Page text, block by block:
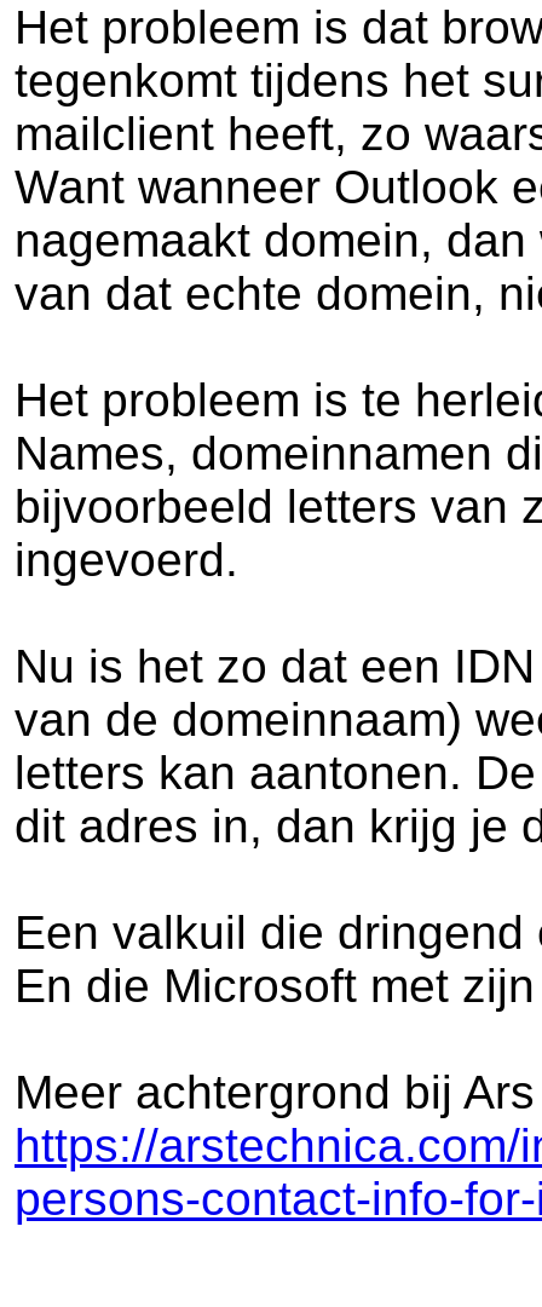
Het probleem is dat
tegenkomt tijdens het
mailclient heeft, zo
Want wanneer Outlook
nagemaakt domein,
van dat echte domein,
Het probleem is te
Names, domeinnamen
bijvoorbeeld letters van
ingevoerd.
Nu is het zo dat een
van de domeinnaam)
letters kan aantonen.
dit adres in, dan krijg je
Een valkuil die
En die Microsoft met
Meer achtergrond bij
https://
persons-contact-info-